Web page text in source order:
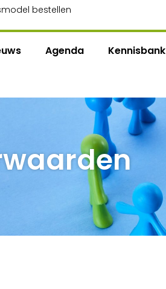
bestellen
Agenda Kennisbank